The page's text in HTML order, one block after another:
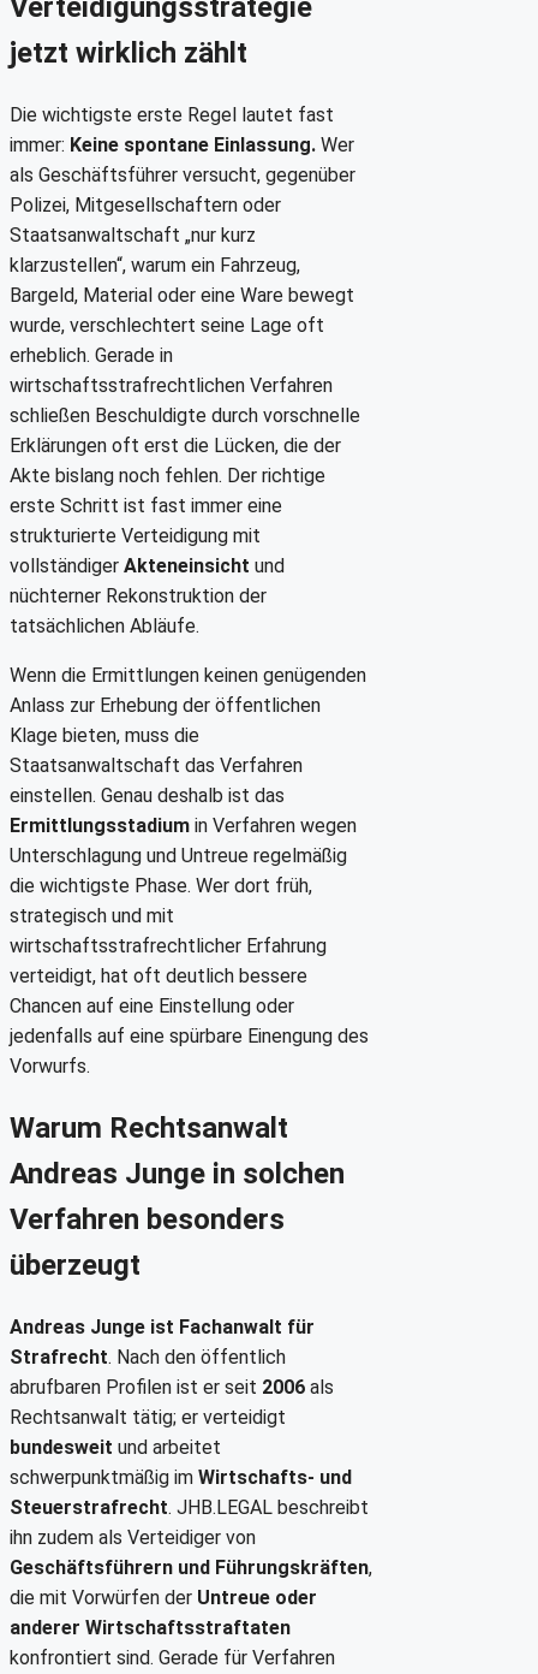
Verteidigungsstrategie
jetzt wirklich zählt
Die wichtigste erste Regel lautet fast
immer: Keine spontane Einlassung. Wer
als Geschäftsführer versucht, gegenüber
Polizei, Mitgesellschaftern oder
Staatsanwaltschaft „nur kurz
klarzustellen“, warum ein Fahrzeug,
Bargeld, Material oder eine Ware bewegt
wurde, verschlechtert seine Lage oft
erheblich. Gerade in
wirtschaftsstrafrechtlichen Verfahren
schließen Beschuldigte durch vorschnelle
Erklärungen oft erst die Lücken, die der
Akte bislang noch fehlen. Der richtige
erste Schritt ist fast immer eine
strukturierte Verteidigung mit
vollständiger Akteneinsicht und
nüchterner Rekonstruktion der
tatsächlichen Abläufe.
Wenn die Ermittlungen keinen genügenden
Anlass zur Erhebung der öffentlichen
Klage bieten, muss die
Staatsanwaltschaft das Verfahren
einstellen. Genau deshalb ist das
Ermittlungsstadium in Verfahren wegen
Unterschlagung und Untreue regelmäßig
die wichtigste Phase. Wer dort früh,
strategisch und mit
wirtschaftsstrafrechtlicher Erfahrung
verteidigt, hat oft deutlich bessere
Chancen auf eine Einstellung oder
jedenfalls auf eine spürbare Einengung des
Vorwurfs.
Warum Rechtsanwalt
Andreas Junge in solchen
Verfahren besonders
überzeugt
Andreas Junge ist Fachanwalt für
Strafrecht. Nach den öffentlich
abrufbaren Profilen ist er seit 2006 als
Rechtsanwalt tätig; er verteidigt
bundesweit und arbeitet
schwerpunktmäßig im Wirtschafts- und
Steuerstrafrecht. JHB.LEGAL beschreibt
ihn zudem als Verteidiger von
Geschäftsführern und Führungskräften,
die mit Vorwürfen der Untreue oder
anderer Wirtschaftsstraftaten
konfrontiert sind. Gerade für Verfahren